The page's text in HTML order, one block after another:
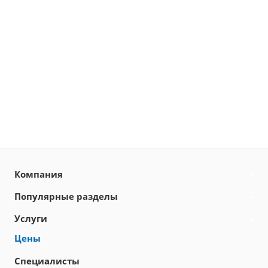
Компания
Популярные разделы
Услуги
Цены
Специалисты